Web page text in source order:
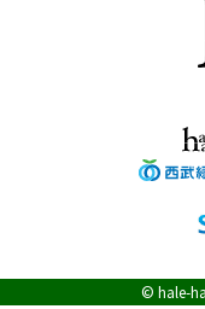
© hale-